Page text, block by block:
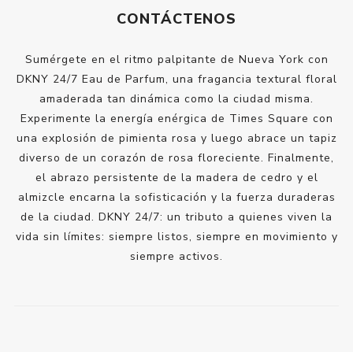
CONTÁCTENOS
Sumérgete en el ritmo palpitante de Nueva York con
DKNY 24/7 Eau de Parfum, una fragancia textural floral
amaderada tan dinámica como la ciudad misma.
Experimente la energía enérgica de Times Square con
una explosión de pimienta rosa y luego abrace un tapiz
diverso de un corazón de rosa floreciente. Finalmente,
el abrazo persistente de la madera de cedro y el
almizcle encarna la sofisticación y la fuerza duraderas
de la ciudad. DKNY 24/7: un tributo a quienes viven la
vida sin límites: siempre listos, siempre en movimiento y
siempre activos.